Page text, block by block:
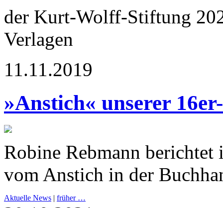
der Kurt-Wolff-Stiftung
Verlagen
11.11.2019
»Anstich« unserer
Robine Rebmann
vom Anstich in der
Aktuelle News | früher …